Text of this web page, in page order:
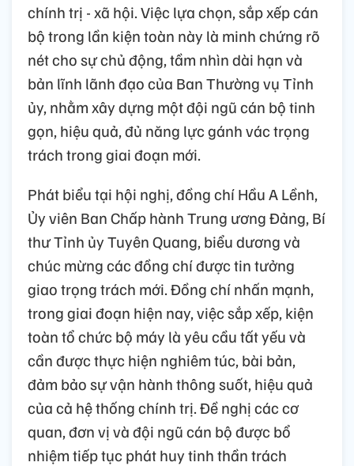
chính trị - xã hội. Việc lựa chọn, sắp xếp cán
bộ trong lần kiện toàn này là minh chứng rõ
nét cho sự chủ động, tầm nhìn dài hạn và
bản lĩnh lãnh đạo của Ban Thường vụ Tỉnh
ủy, nhằm xây dựng một đội ngũ cán bộ tinh
gọn, hiệu quả, đủ năng lực gánh vác trọng
trách trong giai đoạn mới.
Phát biểu tại hội nghị, đồng chí Hầu A Lềnh,
Ủy viên Ban Chấp hành Trung ương Đảng, Bí
thư Tỉnh ủy Tuyên Quang, biểu dương và
chúc mừng các đồng chí được tin tưởng
giao trọng trách mới. Đồng chí nhấn mạnh,
trong giai đoạn hiện nay, việc sắp xếp, kiện
toàn tổ chức bộ máy là yêu cầu tất yếu và
cần được thực hiện nghiêm túc, bài bản,
đảm bảo sự vận hành thông suốt, hiệu quả
của cả hệ thống chính trị. Đề nghị các cơ
quan, đơn vị và đội ngũ cán bộ được bổ
nhiệm tiếp tục phát huy tinh thần trách